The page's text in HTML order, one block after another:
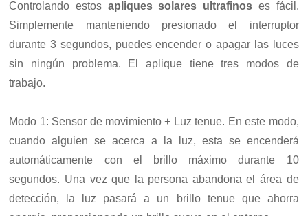
Controlando estos apliques solares ultrafinos es fácil.
Simplemente manteniendo presionado el interruptor
durante 3 segundos, puedes encender o apagar las luces
sin ningún problema. El aplique tiene tres modos de
trabajo.
Modo 1: Sensor de movimiento + Luz tenue. En este modo,
cuando alguien se acerca a la luz, esta se encenderá
automáticamente con el brillo máximo durante 10
segundos. Una vez que la persona abandona el área de
detección, la luz pasará a un brillo tenue que ahorra